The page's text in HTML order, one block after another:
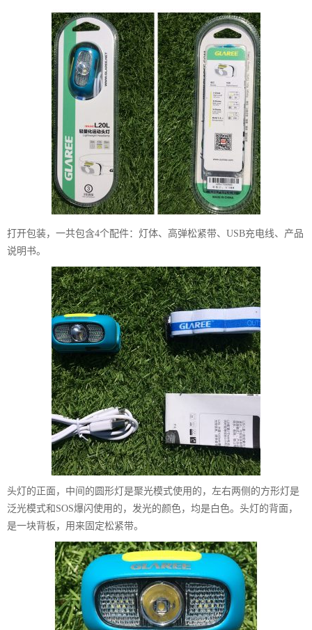
打开包装，一共包含4个配件：灯体、高弹松紧带、USB充电线、产品
说明书。
头灯的正面，中间的圆形灯是聚光模式使用的，左右两侧的方形灯是
泛光模式和SOS爆闪使用的，发光的颜色，均是白色。头灯的背面，
是一块背板，用来固定松紧带。